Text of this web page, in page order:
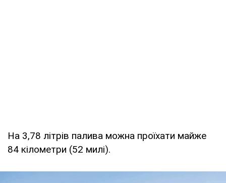
На 3,78 літрів палива можна проїхати майже
84 кілометри (52 милі).